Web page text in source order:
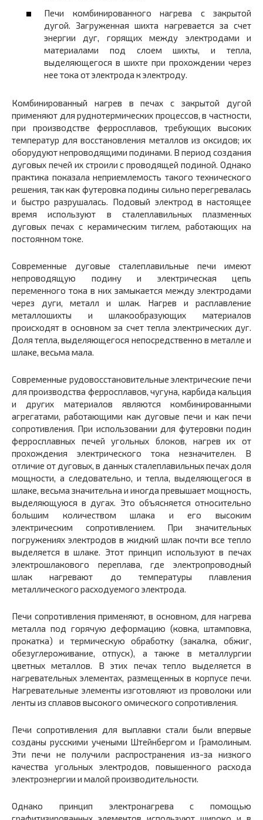
Печи комбинированного нагрева с закрытой
дугой. Загруженная шихта нагревается за счет
энергии дуг, горящих между электродами и
материалами под слоем шихты, и тепла,
выделяюще­гося в шихте при прохождении через
нее тока от электрода к электроду.
Комбинированный нагрев в печах с закрытой дугой
применя­ют для руднотермических процессов, в частности,
при производстве ферросплавов, требующих высоких
температур для восстановления металлов из оксидов; их
оборудуют непроводящими подинами. В пе­риод создания
дуговых печей их строили с проводящей подиной. Од­нако
практика показала неприемлемость такого технического
реше­ния, так как футеровка подины сильно перегревалась
и быстро разру­шалась. Подовый электрод в настоящее
время используют в сталеплавильных плазменных
дуговых печах с керамическим тиглем, ра­ботающих на
постоянном токе.
Современные дуговые сталеплавильные печи имеют
непроводя­щую подину и электрическая цепь
переменного тока в них замыкает­ся между электродами
через дуги, металл и шлак. Нагрев и расплав­ление
металлошихты и шлакообразующих материалов
происходят в основном за счет тепла электрических дуг.
Доля тепла, выделяюще­гося непосредственно в металле и
шлаке, весьма мала.
Современные рудовосстановительные электрические печи
для производства ферросплавов, чугуна, карбида кальция
и других мате­риалов являются комбинированными
агрегатами, работающими как дуговые печи и как печи
сопротивления. При использовании для фу­теровки подин
ферросплавных печей угольных блоков, нагрев их от
прохождения электрического тока незначителен. В
отличие от дуго­вых, в данных сталеплавильных печах доля
мощности, а следователь­но, и тепла, выделяющегося в
шлаке, весьма значительна и иногда превышает мощность,
выделяющуюся в дугах. Это объясняется отно­сительно
большим количеством шлака и его высоким
электрическим сопротивлением. При значительных
погружениях электродов в жид­кий шлак почти все тепло
выделяется в шлаке. Этот принцип исполь­зуют в печах
электрошлакового переплава, где электропроводный
шлак нагревают до температуры плавления
металлического расходу­емого электрода.
Печи сопротивления применяют, в основном, для нагрева
метал­ла под горячую деформацию (ковка, штамповка,
прокатка) и терми­ческую обработку (закалка, обжиг,
обезуглероживание, отпуск), а также в металлургии
цветных металлов. В этих печах тепло выделяет­ся в
нагревательных элементах, размещенных в корпусе печи.
Нагре­вательные элементы изготовляют из проволоки или
ленты из сплавов высокого омического сопротивления.
Печи сопротивления для выплавки стали были впервые
созданы русскими учеными Штейнбергом и Грамолиным.
Эти печи не полу­чили распространения из-за низкого
качества угольных электродов, повышенного расхода
электроэнергии и малой производительности.
Однако принцип электронагрева с помощью